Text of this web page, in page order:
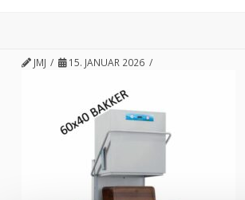
JMJ 15. JANUAR 2026